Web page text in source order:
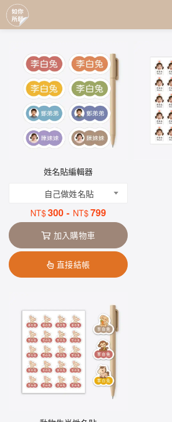
姓名貼編輯器
自己做姓名貼
NT$300 - NT$799
加入購物車
直接結帳